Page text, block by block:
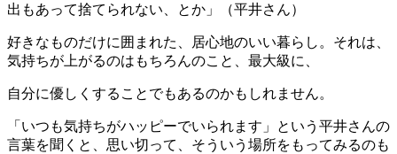
出もあって捨てられない、とか」（平井さん）
好きなものだけに囲まれた、居心地のいい暮らし。それは、
気持ちが上がるのはもちろんのこと、最大級に、
自分に優しくすることでもあるのかもしれません。
「いつも気持ちがハッピーでいられます」という平井さんの
言葉を聞くと、思い切って、そういう場所をもってみるのも